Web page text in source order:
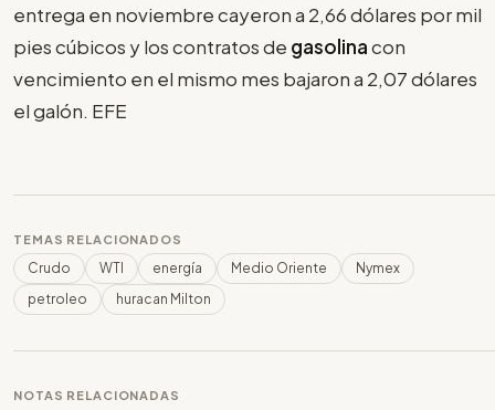
entrega en noviembre cayeron a 2,66 dólares por mil
pies cúbicos y los contratos de gasolinacon
vencimiento en el mismo mes bajaron a 2,07 dólares
el galón. EFE
TEMAS RELACIONADOS
Crudo WTI energía Medio Oriente
Nymex
petroleo
huracan Milton
NOTAS RELACIONADAS